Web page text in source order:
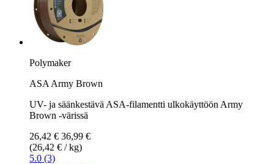
Polymaker
ASA Army Brown
UV- ja säänkestävä ASA-filamentti ulkokäyttöön Army
Brown -värissä
26,42 € 36,99 €
(26,42 € / kg)
5.0 (3)